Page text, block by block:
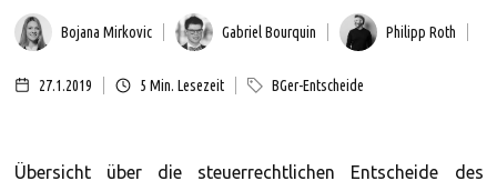
Bojana Mirkovic Gabriel Bourquin Philipp Roth
27.1.2019 5 Min. Lesezeit BGer-Entscheide
Übersicht über die steuerrechtlichen Entscheide des